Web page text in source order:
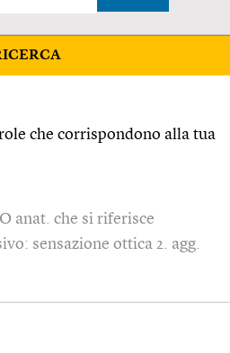
che corrispondono alla tua
anat. che si riferisce
sensazione ottica 2. agg.